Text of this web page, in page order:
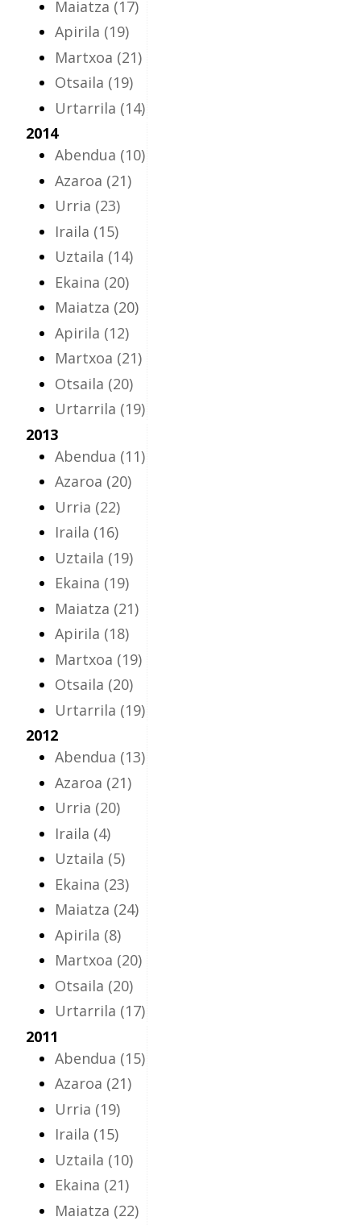
Maiatza (17)
Apirila (19)
Martxoa (21)
Otsaila (19)
Urtarrila (14)
2014
Abendua (10)
Azaroa (21)
Urria (23)
Iraila (15)
Uztaila (14)
Ekaina (20)
Maiatza (20)
Apirila (12)
Martxoa (21)
Otsaila (20)
Urtarrila (19)
2013
Abendua (11)
Azaroa (20)
Urria (22)
Iraila (16)
Uztaila (19)
Ekaina (19)
Maiatza (21)
Apirila (18)
Martxoa (19)
Otsaila (20)
Urtarrila (19)
2012
Abendua (13)
Azaroa (21)
Urria (20)
Iraila (4)
Uztaila (5)
Ekaina (23)
Maiatza (24)
Apirila (8)
Martxoa (20)
Otsaila (20)
Urtarrila (17)
2011
Abendua (15)
Azaroa (21)
Urria (19)
Iraila (15)
Uztaila (10)
Ekaina (21)
Maiatza (22)